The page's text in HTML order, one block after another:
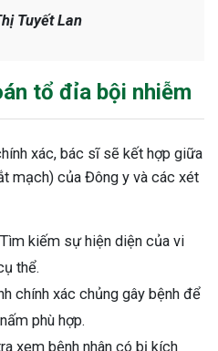
Tuyết Lan
tổ đỉa bội nhiễm
xác, bác sĩ sẽ kết hợp giữa
mạch) của Đông y và các xét
Tìm kiếm sự hiện diện của vi
thể.
chính xác chủng gây bệnh để
phù hợp.
xem bệnh nhân có bị kích